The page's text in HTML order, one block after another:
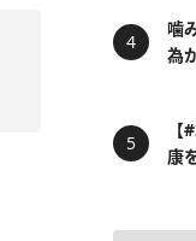
噛
為
康